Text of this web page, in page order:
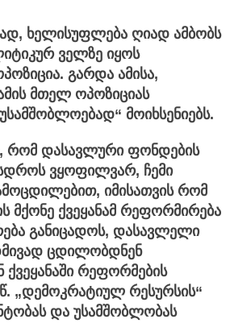
ხელისუფლება ღიად ამბობს
ველზე იყოს
გარდა ამისა,
მთელ ოპოზიციას
მოიხსენიებს.
რომ დასავლური ფონდების
ვყოფილვარ, ჩემი
იმისათვის რომ
მქონე ქვეყანამ რეფორმირება
განიცადოს, დასავლელი
ცდილობდნენ
ქვეყანაში რეფორმების
„დემოკრატიულ რესურსის“
და უსამშობლობას